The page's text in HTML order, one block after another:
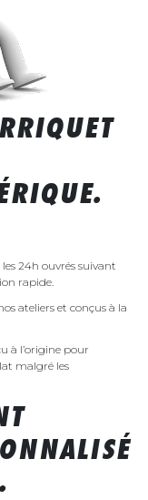
24h ouvrés suivant
rapide.
ateliers et conçus à la
à l’origine pour
malgré les